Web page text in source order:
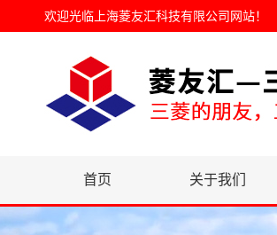
欢迎光临 上海菱友汇科技有限公司网站！
首页 关于我们